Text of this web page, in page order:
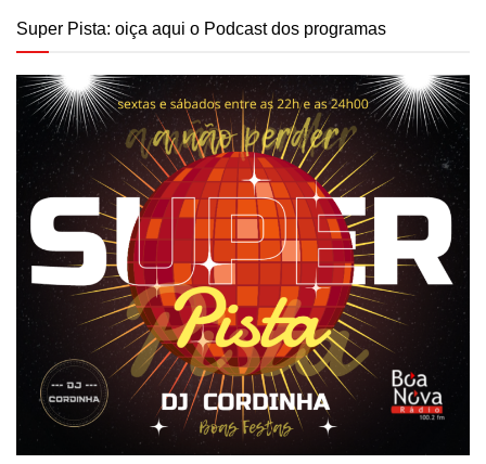
Super Pista: oiça aqui o Podcast dos programas